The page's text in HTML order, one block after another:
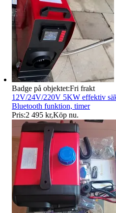
Badge på objektet:Fri frakt
12V/24V/220V 5KW effektiv
Bluetooth funktion, timer
Pris:2 495 kr,Köp nu.